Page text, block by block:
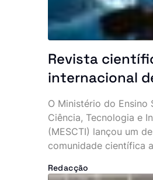
hostilidade diplomática.
Revista
internacional
investigadores
angolanos a
os seus
O Ministério do Ensino
Ciência, Tecnologia e
(MESCTI) lançou um
comunidade científica
submeterem artigos
Redacção